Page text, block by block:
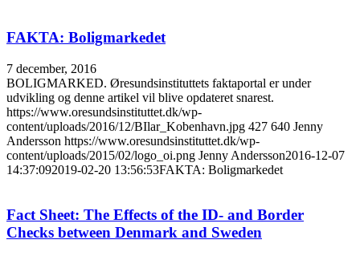
FAKTA: Boligmarkedet
7 december, 2016
BOLIGMARKED. Øresundsinstituttets faktaportal er under
udvikling og denne artikel vil blive opdateret snarest.
https://www.oresundsinstituttet.dk/wp-
content/uploads/2016/12/BIlar_Kobenhavn.jpg 427 640 Jenny
Andersson https://www.oresundsinstituttet.dk/wp-
content/uploads/2015/02/logo_oi.png Jenny Andersson2016-12-07
14:37:092019-02-20 13:56:53FAKTA: Boligmarkedet
Fact Sheet: The Effects of the ID- and Border
Checks between Denmark and Sweden